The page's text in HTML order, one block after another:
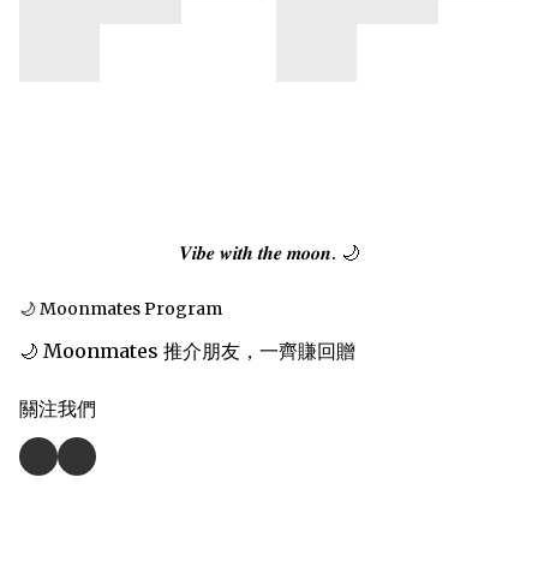
𝑽𝒊𝒃𝒆 𝒘𝒊𝒕𝒉 𝒕𝒉𝒆 𝒎𝒐𝒐𝒏. 🌙
🌙 Moonmates Program
🌙 Moonmates 推介朋友，一齊賺回贈
關注我們